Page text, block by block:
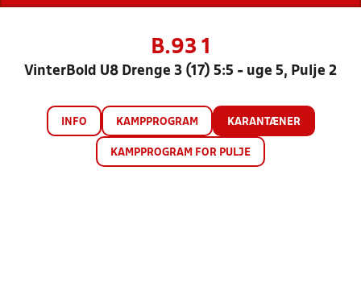
B.93 1
VinterBold U8 Drenge 3 (17) 5:5 - uge 5, Pulje 2
INFO KAMPPROGRAM KARANTÆNER
KAMPPROGRAM FOR PULJE